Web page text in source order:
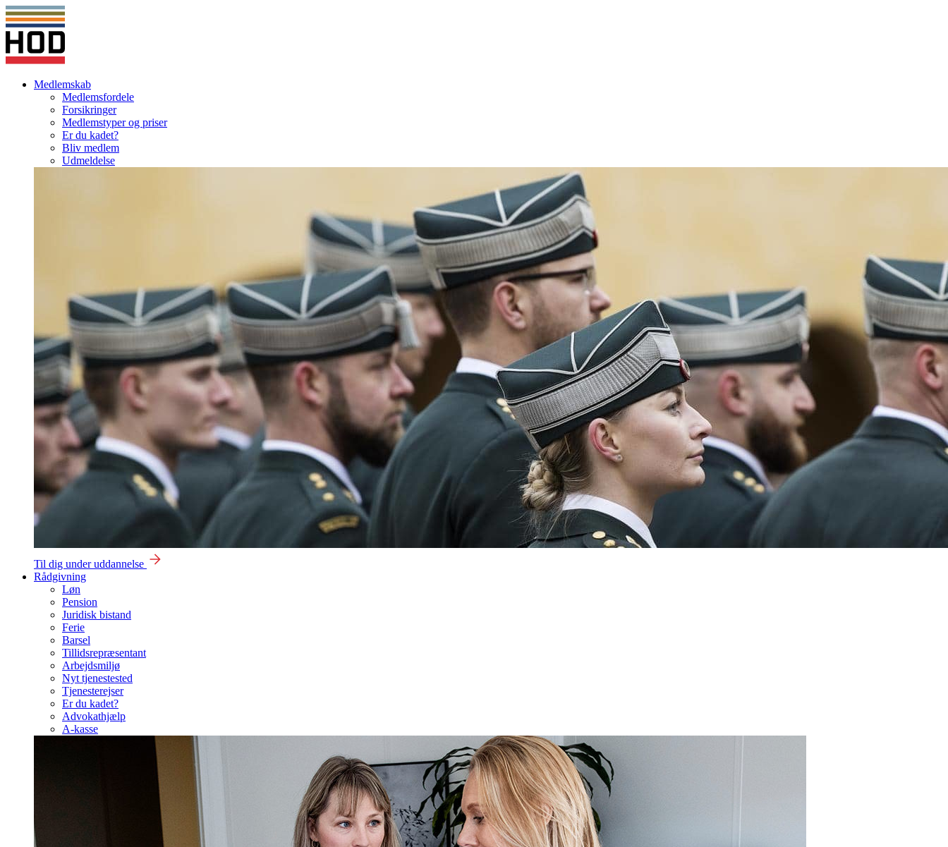
Medlemskab
Medlemsfordele
Forsikringer
Medlemstyper og priser
Er du kadet?
Bliv medlem
Udmeldelse
Til dig under uddannelse
Rådgivning
Løn
Pension
Juridisk bistand
Ferie
Barsel
Tillidsrepræsentant
Arbejdsmiljø
Nyt tjenestested
Tjenesterejser
Er du kadet?
Advokathjælp
A-kasse